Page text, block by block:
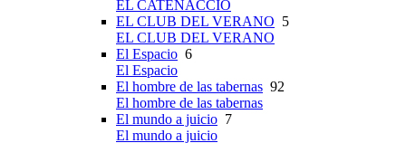
EL CATENACCIO
EL CLUB DEL VERANO 5
EL CLUB DEL VERANO
El Espacio 6
El Espacio
El hombre de las tabernas 92
El hombre de las tabernas
El mundo a juicio 7
El mundo a juicio